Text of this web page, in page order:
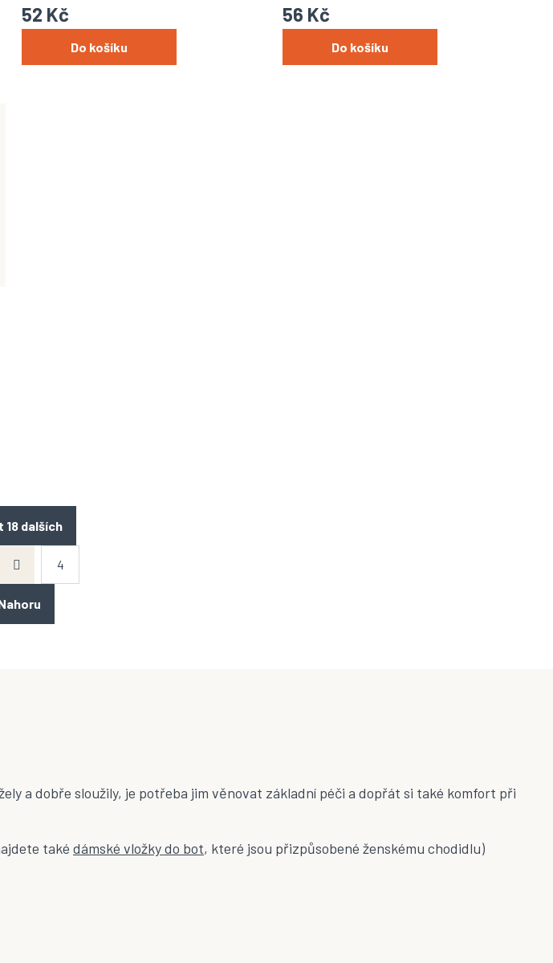
52 Kč
Do košíku
56 Kč
Do košíku
O
v
l
ý
p
u
18 dalších
t
n
4
a dobře sloužily, je potřeba jim věnovat základní péči a dopřát si také komfort při
také dámské vložky do bot, které jsou přizpůsobené ženskému chodidlu)